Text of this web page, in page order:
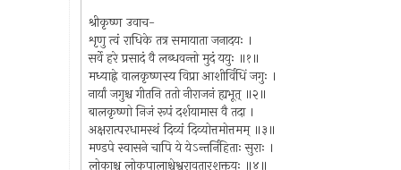
श्रीकृष्ण उवाच-
शृणु त्वं राधिके तत्र समायाता जनादयः ।
सर्वे हरे प्रसादं वै लब्धवन्तो मुदं ययुः ॥१॥
मध्याह्ने वालकृष्णस्य विप्रा आशीर्विधिं जगुः ।
नार्यां जगुश्च गीतनि ततो नीराजनं ह्यभूत् ॥२॥
बालकृष्णो निजं रूपं दर्शयामास वै तदा ।
अक्षरात्परधामस्थं दिव्यं दिव्योत्तमोत्तमम् ॥३॥
मण्डपे स्वासने चापि ये येऽन्तर्निहिताः सुराः ।
लोकाश्च लोकपालाश्चेश्वरावतारशक्तयः ॥४॥